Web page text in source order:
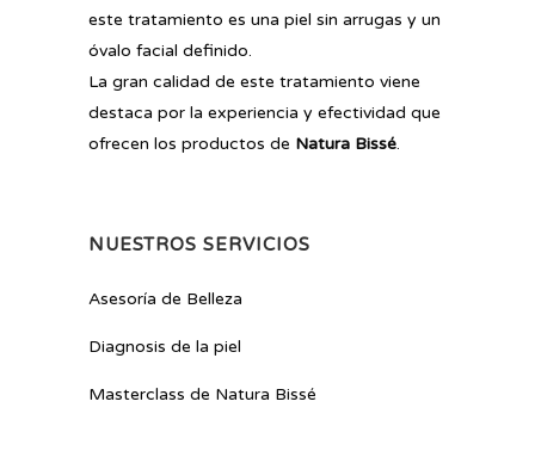
este tratamiento es una piel sin arrugas y un
óvalo facial definido.
La gran calidad de este tratamiento viene
destaca por la experiencia y efectividad que
ofrecen los productos de Natura Bissé.
NUESTROS SERVICIOS
Asesoría de Belleza
Diagnosis de la piel
Masterclass de Natura Bissé